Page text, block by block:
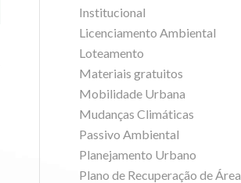
Institucional
Licenciamento Ambiental
Loteamento
Materiais gratuitos
Mobilidade Urbana
Mudanças Climáticas
Passivo Ambiental
Planejamento Urbano
Plano de Recuperação de Área